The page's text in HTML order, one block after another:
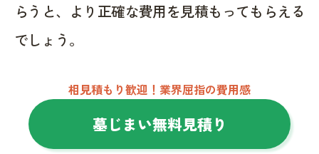
らうと、より正確な費用を見積もってもらえる
でしょう。
相見積もり歓迎！業界屈指の費用感
墓じまい無料見積り